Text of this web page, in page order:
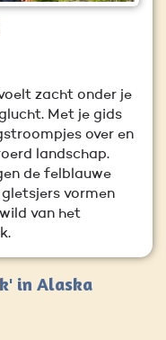
zacht onder je
Met je gids
over en
landschap.
de felblauwe
vormen
van het
in Alaska